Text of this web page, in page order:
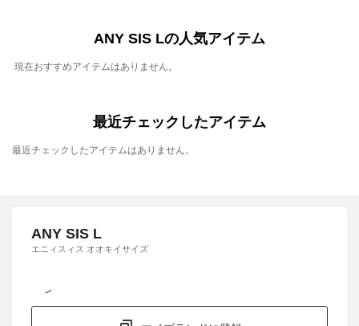
ANY SIS Lの人気アイテム
現在おすすめアイテムはありません。
最近チェックしたアイテム
最近チェックしたアイテムはありません。
ANY SIS L
エニィスィス オオキイサイズ